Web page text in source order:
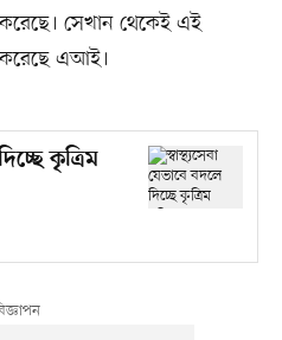
সেখান থেকেই এই
করেছে এআই।
কৃত্রিম